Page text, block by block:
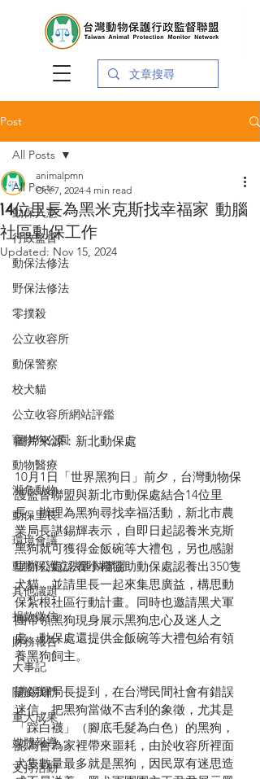
Post
All Posts
動保入憲
行政監督
動保法修法
野保法修法
零撲殺
公立收容所
動保警察
校犬貓
公立收容所網站評鑑
寵物狗公園
動物醫療
瀕危動物
動保里長
環境會議
動物保護立法運動聯盟
其他議題
捐款徵信
財務報告
大事記
關於我們
重大成果
媒體報導
支持活動
All Posts
14位里長為黑米克斯找幸福家 動腦
社區動保工作
animalpmn
Oct 7, 2024 4 min read
Updated: Nov 15, 2024
圖片來源：新北動保處
10月1日「世界黑狗日」前夕，台灣動物保
護監督聯盟與新北市動保處結合14位里
長，辦理為黑狗尋找幸福活動，新北市農
業局長諶錫輝表示，自即日起認養米克斯
黑狗就可獲得金飯碗等大禮包，另也感謝
里辦公處認養小棧協助動保處認養出350隻
犬貓，並請里長一起來集思廣益，構思動
保紮根社區行動計畫。同時也邀請黑犬軍
團帶領黑狗現身展示黑狗忠心及迷人之
處，動保處還提供金飯碗等大禮包給有領
養黑狗飼主。
諶錫輝局長提到，在台灣民間社會有錯誤
迷信，把黑狗當做不吉利的象徵，尤其是
「踩白襪」（腳底毛髮為白色）的黑狗，
認為會為家裡帶來噩耗，由於收容所裡面
犬隻數量最多就是黑狗，因民眾有迷思造